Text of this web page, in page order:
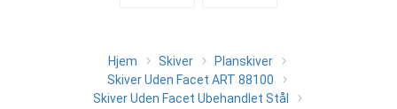
Hjem Skiver
Planskiver
Skiver Uden Facet ART 88100
Skiver Uden Facet Ubehandlet Stål